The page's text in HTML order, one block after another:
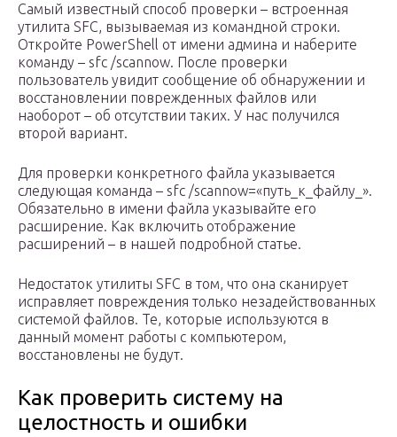
Самый известный способ проверки – встроенная
утилита SFC, вызываемая из командной строки.
Откройте PowerShell от имени админа и наберите
команду – sfc /scannow. После проверки
пользователь увидит сообщение об обнаружении и
восстановлении поврежденных файлов или
наоборот – об отсутствии таких. У нас получился
второй вариант.
Для проверки конкретного файла указывается
следующая команда – sfc /scannow=«путь_к_файлу_».
Обязательно в имени файла указывайте его
расширение. Как включить отображение
расширений – в нашей подробной статье.
Недостаток утилиты SFC в том, что она сканирует
исправляет повреждения только незадействованных
системой файлов. Те, которые используются в
данный момент работы с компьютером,
восстановлены не будут.
Как проверить систему на
целостность и ошибки